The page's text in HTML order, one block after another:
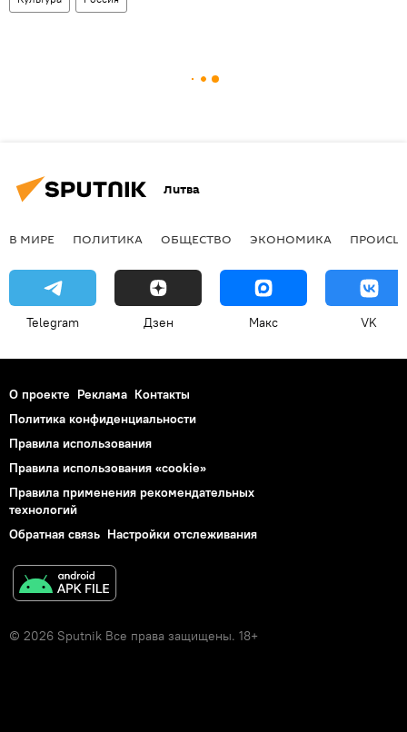
Литва
В МИРЕ ПОЛИТИКА ОБЩЕСТВО ЭКОНОМИКА
Telegram Дзен Макс VK
О проекте Реклама Контакты
Политика конфиденциальности
Правила использования
Правила использования «cookie»
Правила применения рекомендательных
технологий
Обратная связь Настройки отслеживания
© 2026 Sputnik Все права защищены. 18+